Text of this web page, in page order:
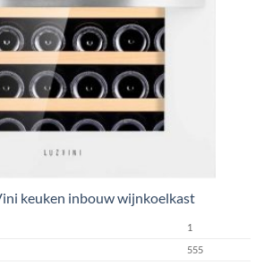
keuken inbouw wijnkoelkast
1
555